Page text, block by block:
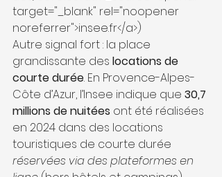
target="_blank" rel="noopener
noreferrer">insee.fr</a>)
Autre signal fort : la place
grandissante des locations de
courte durée. En Provence-Alpes-
Côte d’Azur, l’Insee indique que 30,7
millions de nuitées ont été réalisées
en 2024 dans des locations
touristiques de courte durée
réservées via des plateformes en